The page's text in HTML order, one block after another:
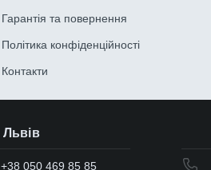
Гарантія та повернення
Політика конфіденційності
Контакти
Львів
+38 050 469 85 85